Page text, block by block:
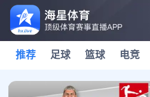
推荐 足球 篮球 电竞